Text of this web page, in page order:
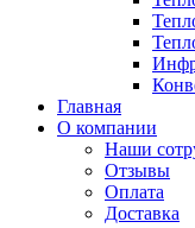
Главная
О компании
Наши
Отзывы
Оплата
Доставка